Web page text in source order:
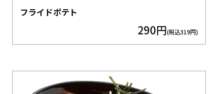
フライドポテト
290円(税込319円)